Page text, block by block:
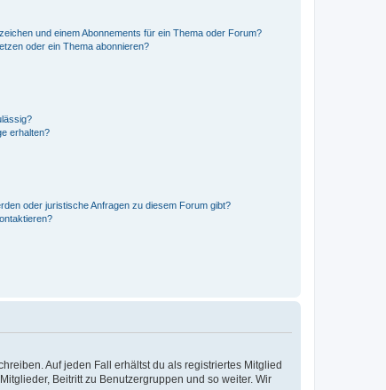
und einem Abonnements für ein Thema oder Forum?
oder ein Thema abonnieren?
erhalten?
oder juristische Anfragen zu diesem Forum gibt?
Auf jeden Fall erhältst du als registriertes Mitglied
Beitritt zu Benutzergruppen und so weiter. Wir